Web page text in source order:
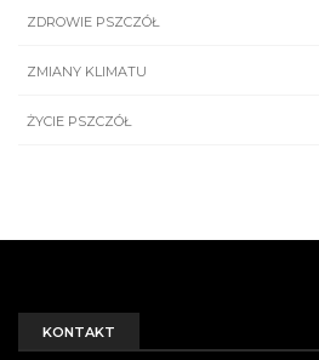
ZDROWIE PSZCZÓŁ
ZMIANY KLIMATU
ŻYCIE PSZCZÓŁ
KONTAKT